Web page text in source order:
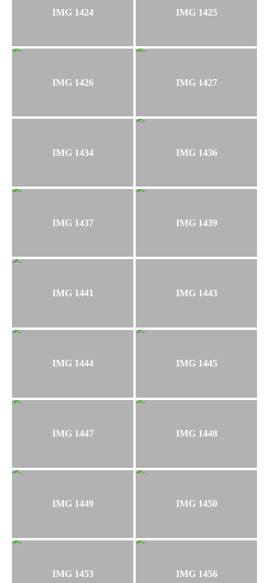
IMG 1424 IMG 1425
IMG 1426 IMG 1427
IMG 1434 IMG 1436
IMG 1437 IMG 1439
IMG 1441 IMG 1443
IMG 1444 IMG 1445
IMG 1447 IMG 1448
IMG 1449 IMG 1450
IMG 1453 IMG 1456